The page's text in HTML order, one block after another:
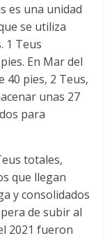
es una unidad
se utiliza
1 Teus
En Mar del
40 pies, 2 Teus,
unas 27
para
totales,
que llegan
y consolidados
de subir al
2021 fueron